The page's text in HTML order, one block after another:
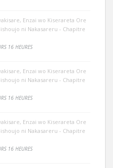
Enzai wo Kiserareta Ore
ni Nakasareru - Chapitre
16 HEURES
Enzai wo Kiserareta Ore
ni Nakasareru - Chapitre
16 HEURES
Enzai wo Kiserareta Ore
ni Nakasareru - Chapitre
16 HEURES